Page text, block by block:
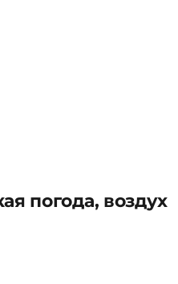
погода, воздух